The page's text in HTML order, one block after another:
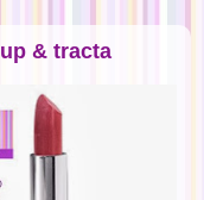
& tracta